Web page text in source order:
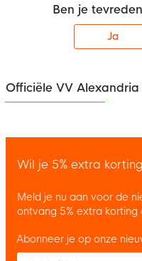
Ben je
Ja
Officiële VV
Wil je 5% extra
Meld je nu aan voor de
ontvang 5% extra
Enter your email and
Abonneer je op onze